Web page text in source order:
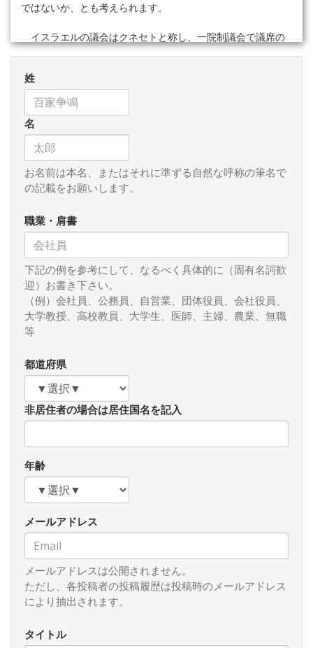
ではないか、とも考えられます。
イスラエルの議会はクネセトと称し、一院制議会で議席の
すが、今年7月半ばに連立与党のユダヤ教トーラ連合(UTJ)が
ユダヤ教神学校生徒の兵役免除の法案が進まないとして連立
離脱をしてしまったことでネタニヤフ政権はまさに薄氷の政
権運営となっています。
その上、現在、連立を組み11議席を有するもう一つの超正
統派政党、シャス党も離脱をほのめかしており、ネタニヤフ
氏としては極右政党を満足させる外交政策を高い緊張感をも
す。 ガザ地区を巡る展開はこの数日から一週間程度で大き
な展開が見込まれるとされます。それはトランプ政権がリー
ドするイスラエルとハマスの和平提案であり、トランプ氏は
相当の自信をもってこの和平交渉に挑むことになります。草
案作成にはトランプ氏の娘婿であるジャレッド クシュナー氏
とウィトコフ中東担当特使が担当、和平交渉の席にも着く予
定です。
トランプ氏がここまで力を入れているのは自身のノーベル
その受賞のために様々な電話をかけまくっているとされま
す。つまり、トランプ功績第一主義であり、そのためにはア
メリカ政府として最高の対策を打ち出し、トランプ氏は半ば
ネタニヤフ氏を電話で恫喝しながら和平提案受け入れをさせ
ようとしています。今年のノーベル平和賞についてはトラン
政治的配慮が大きいとされるノーベル平和賞はふたを開けて
みないとわからないのでトランプ氏は本気そのものだともい
えます。(逆に言えばノーベル平和賞受賞を逃したとき、トラ
ンプ氏の態度がどう変わるかも見ものだと言えます。)(つづ
姓
名
お名前は本名、またはそれに準ずる自然な呼称の筆名で
の記載をお願いします。
職業・肩書
下記の例を参考にして、なるべく具体的に（固有名詞歓
迎）お書き下さい。
（例）会社員、公務員、自営業、団体役員、会社役員、
大学教授、高校教員、大学生、医師、主婦、農業、無職
等
都道府県
非居住者の場合は居住国名を記入
年齢
メールアドレス
メールアドレスは公開されません。
ただし、各投稿者の投稿履歴は投稿時のメールアドレス
により抽出されます。
タイトル